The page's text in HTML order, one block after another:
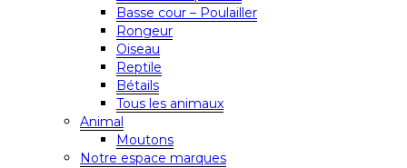
Basse cour – Poulailler
Rongeur
Oiseau
Reptile
Bétails
Tous les animaux
Animal
Moutons
Notre espace marques